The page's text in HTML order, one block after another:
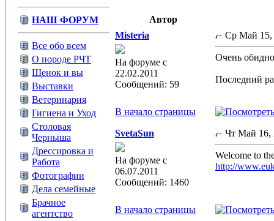
НАШ ФОРУМ
Все обо всем
О породе РЧТ
Щенок и вы
Выставки
Ветеринария
Гигиена и Уход
Столовая
Черныша
Дрессировка и
Работа
Фотографии
Дела семейные
Брачное
агентство
Автор
Misteria
На форуме с
22.02.2011
Сообщений: 59
Ср Май 15,
Очень
Последний
В начало страницы
SvetaSun
На форуме с
06.07.2011
Сообщений: 1460
Чт Май
Welcome to
http://
В начало страницы